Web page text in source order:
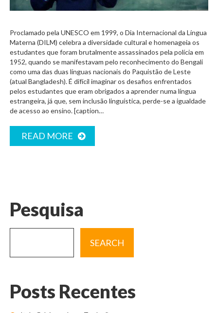
Proclamado pela UNESCO em 1999, o Dia Internacional da Língua
Materna (DILM) celebra a diversidade cultural e homenageia os
estudantes que foram brutalmente assassinados pela polícia em
1952, quando se manifestavam pelo reconhecimento do Bengali
como uma das duas línguas nacionais do Paquistão de Leste
(atual Bangladesh). É difícil imaginar os desafios enfrentados
pelos estudantes que eram obrigados a aprender numa língua
estrangeira, já que, sem inclusão linguística, perde-se a igualdade
de acesso ao ensino. [caption…
READ MORE
Pesquisa
Posts Recentes